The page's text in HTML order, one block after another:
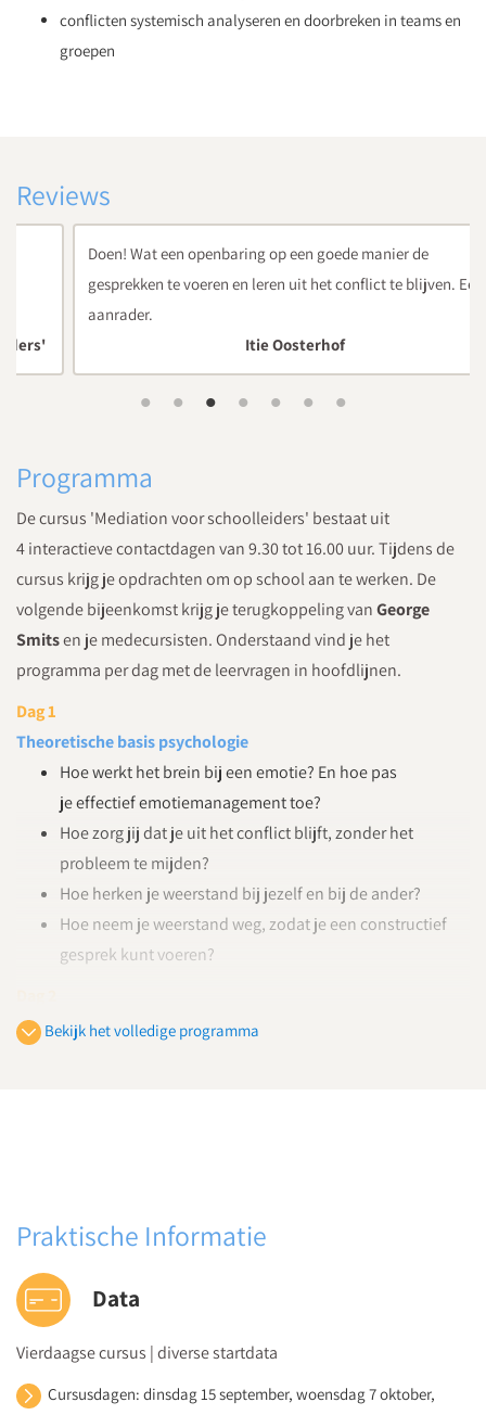
conflicten systemisch analyseren en doorbreken in teams en
groepen
Reviews
Doen! Wat een openbaring op een goede manier de
gesprekken te voeren en leren uit het conflict te blijven. Een
aanrader.
Itie Oosterhof
Programma
De cursus 'Mediation voor schoolleiders' bestaat uit
4 interactieve contactdagen van 9.30 tot 16.00 uur. Tijdens de
cursus krijg je opdrachten om op school aan te werken. De
volgende bijeenkomst krijg je terugkoppeling vanGeorge
Smitsen je medecursisten. Onderstaand vind je het
programma per dag met de leervragen in hoofdlijnen.
Dag 1
Theoretische basis psychologie
Hoe werkt het brein bij een emotie? En hoe pas
je effectief emotiemanagement toe?
Hoe zorg jij dat je uit het conflict blijft, zonder het
probleem te mijden?
Hoe herken je weerstand bij jezelf en bij de ander?
Hoe neem je weerstand weg, zodat je een constructief
gesprek kunt voeren?
Aan de slag met het Harvard onderhandelingsmodel
Grenzen stellen en exploreren volgens De Bono
Hoe stel je grenzen tijdens een gesprek?
Hoe exploreer je volgens het model van De Bono?
Oefenen met mediationvaardigheden – koppeling van
Bekijk het volledige programma
Praktische Informatie
Data
Vierdaagse cursus | diverse startdata
Cursusdagen: dinsdag 15 september, woensdag 7 oktober,